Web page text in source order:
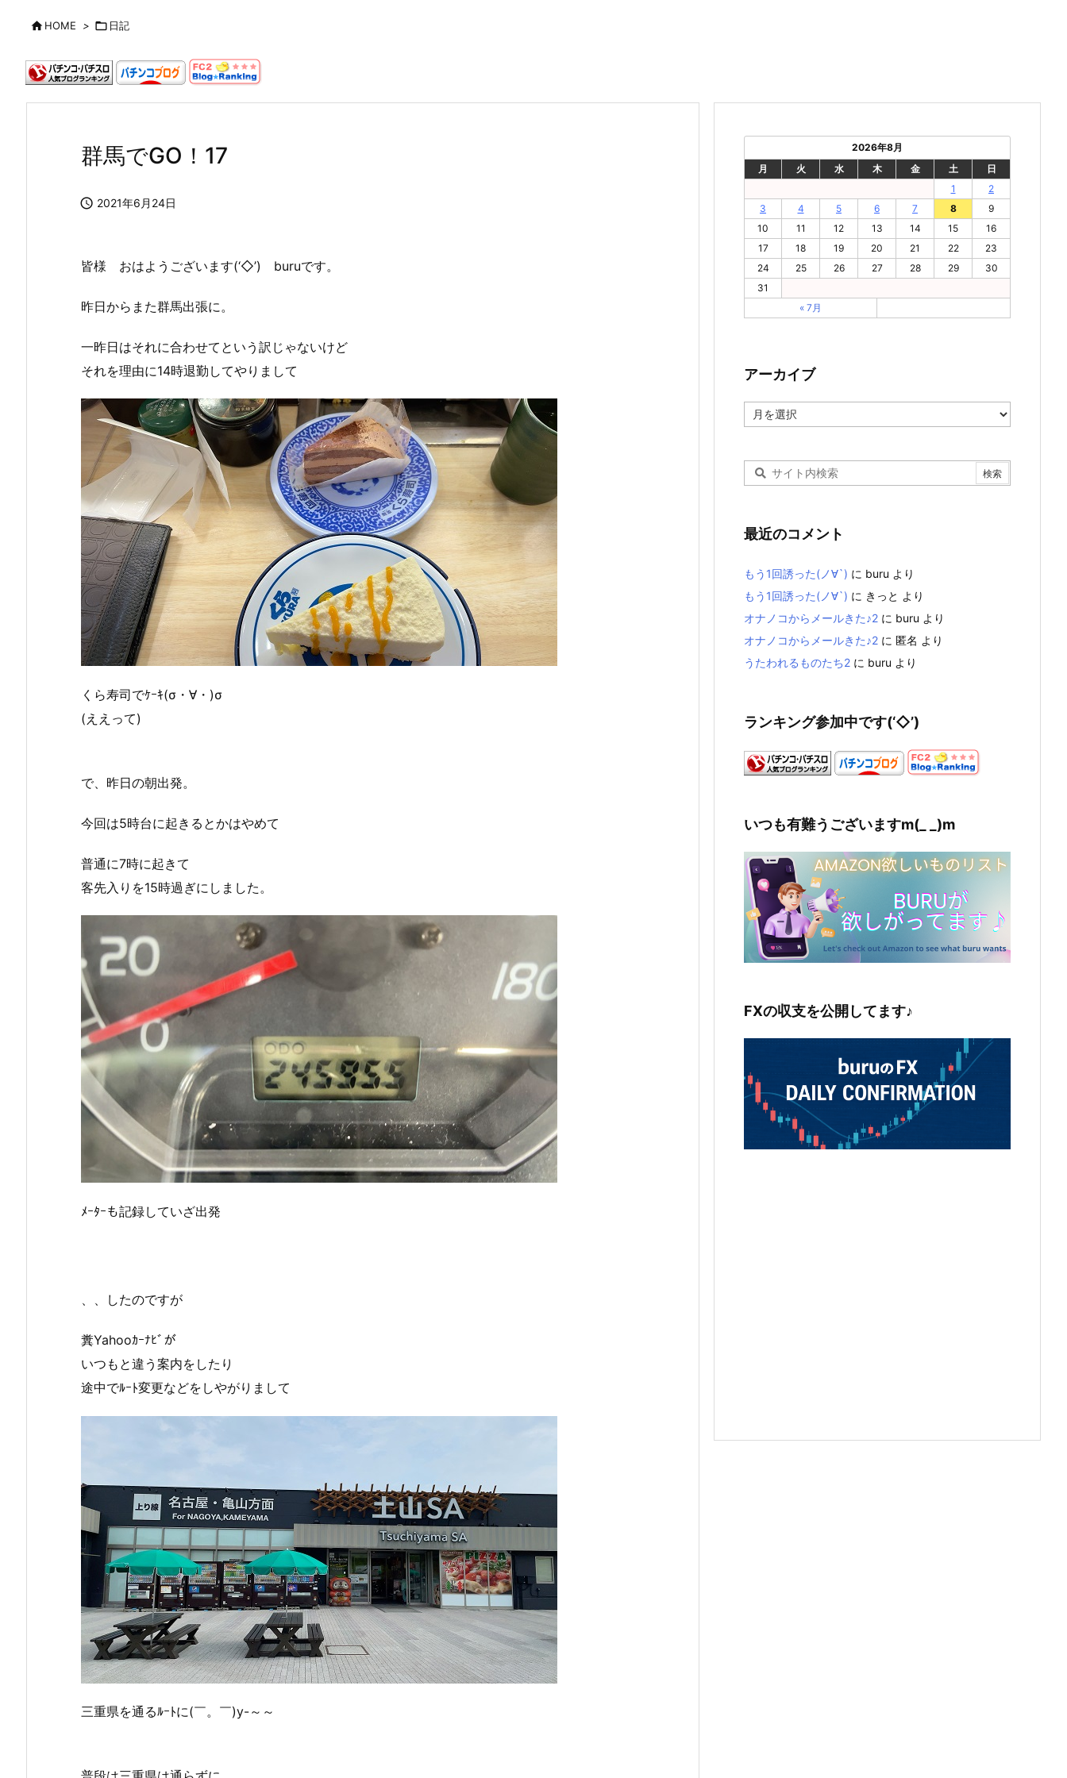
HOME >  日記
群馬でGO！17
 2021年6月24日
皆様 おはようございます(‘◇’)ゞburuです。
昨日からまた群馬出張に。
一昨日はそれに合わせてという訳じゃないけど
それを理由に14時退勤してやりまして
くら寿司でｹｰｷ(σ・∀・)σ
(ええって)
で、昨日の朝出発。
今回は5時台に起きるとかはやめて
普通に7時に起きて
客先入りを15時過ぎにしました。
ﾒｰﾀｰも記録していざ出発
、、したのですが
糞Yahooｶｰﾅﾋﾞが
いつもと違う案内をしたり
途中でﾙｰﾄ変更などをしやがりまして
三重県を通るﾙｰﾄに(￣。￣)y-～～
2026年8月
月
火 水 木 金 土
日
1
2
3
4 5 6 7 8
9
10
11 12 13 14 15
16
17
18 19 20 21 22
23
24
25 26 27 28 29
30
31
« 7月
アーカイブ
ー
最近のコメント
もう1回誘った(ノ∀`) に buru より
もう1回誘った(ノ∀`) に きっと より
オナノコからメールきた♪2 に buru より
オナノコからメールきた♪2 に 匿名 より
うたわれるものたち2 に buru より
ランキング参加中です(‘◇’)ゞ
いつも有難うございますm(_ _)m
FXの収支を公開してます♪